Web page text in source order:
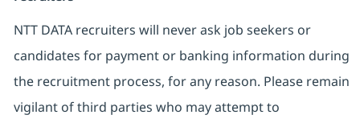
NTT DATA recruiters will never ask job seekers or
candidates for payment or banking information during
the recruitment process, for any reason. Please remain
vigilant of third parties who may attempt to